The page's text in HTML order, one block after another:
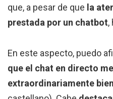
que, a pesar de que la
prestada por un chatbot,
En este aspecto, puedo
que el chat en directo
extraordinariamente bien